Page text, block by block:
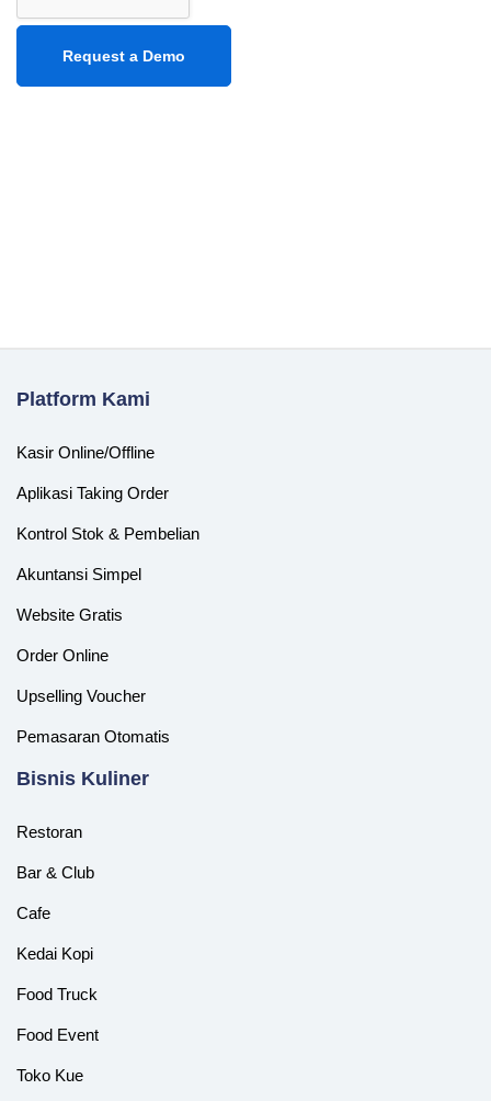
Platform Kami
Kasir Online/Offline
Aplikasi Taking Order
Kontrol Stok & Pembelian
Akuntansi Simpel
Website Gratis
Order Online
Upselling Voucher
Pemasaran Otomatis
‎Bisnis Kuliner
Restoran
Bar & Club
Cafe
Kedai Kopi
Food Truck
Food Event
Toko Kue